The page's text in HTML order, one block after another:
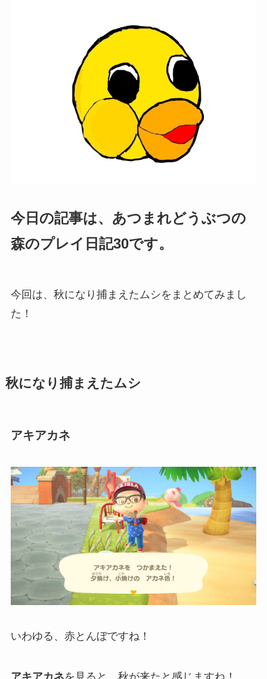
今日の記事は、あつまれどうぶつの
森のプレイ日記30です。
今回は、秋になり捕まえたムシをまとめてみまし
た！
秋になり捕まえたムシ
アキアカネ
いわゆる、赤とんぼですね！
アキアカネを見ると、秋が来たと感じますね！